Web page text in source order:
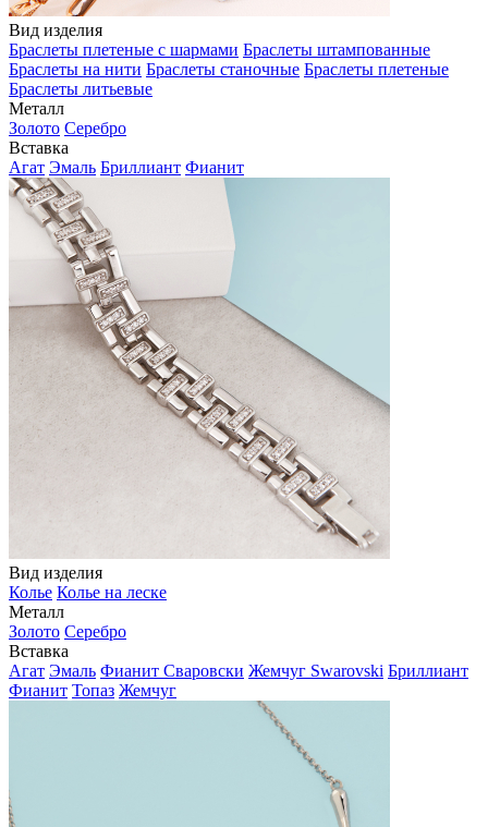
Вид изделия
Браслеты плетеные с шармами Браслеты штампованные
Браслеты на нити Браслеты станочные Браслеты плетеные
Браслеты литьевые
Металл
Золото Серебро
Вставка
Агат Эмаль Бриллиант Фианит
Вид изделия
Колье Колье на леске
Металл
Золото Серебро
Вставка
Агат Эмаль Фианит Сваровски Жемчуг Swarovski Бриллиант
Фианит Топаз Жемчуг